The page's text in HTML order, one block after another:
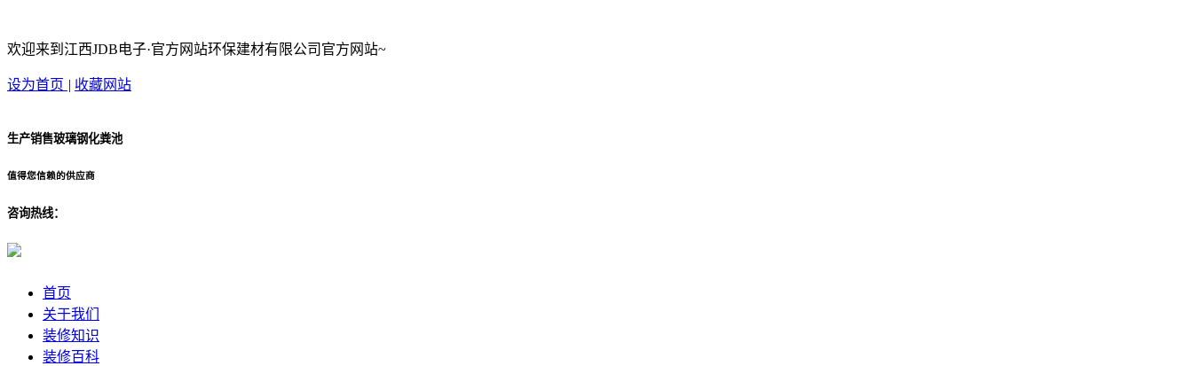
欢迎来到江西JDB电子·官方网站环保建材有限公司官方网站~
设为首页 | 收藏网站
生产销售玻璃钢化粪池
值得您信赖的供应商
咨询热线：
首页
关于我们
装修知识
装修百科